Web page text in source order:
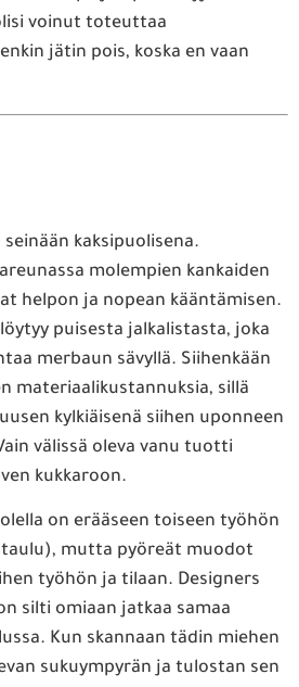
voinut toteuttaa
jätin pois, koska en vaan
kaksipuolisena.
molempien kankaiden
helpon ja nopean kääntämisen.
puisesta jalkalistasta, joka
merbaun sävyllä. Siihenkään
materiaalikustannuksia, sillä
kylkiäisenä siihen uponneen
välissä oleva vanu tuotti
kukkaroon.
on erääseen toiseen työhön
mutta pyöreät muodot
työhön ja tilaan. Designers
silti omiaan jatkaa samaa
Kun skannaan tädin miehen
sukuympyrän ja tulostan sen